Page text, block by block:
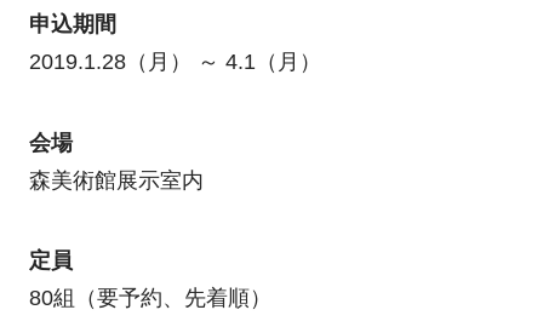
申込期間
2019.1.28（月） ～ 4.1（月）
会場
森美術館展示室内
定員
80組（要予約、先着順）